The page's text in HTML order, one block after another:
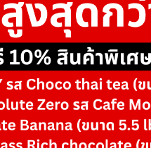
ขนาด
รสชาติ/ตัวเลือก